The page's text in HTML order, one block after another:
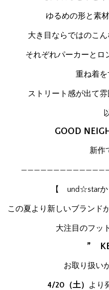
ゆるめの形と素
大き目ならではのこ
それぞれパーカーとロ
重ね着
ストリート感が出て
GOOD
新作
【 und☆star
この夏より新しいブラン
大注目のフッ
”
お取り扱い
4/20（土） より